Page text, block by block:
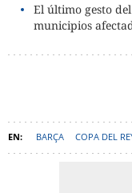
El último gesto
municipios
BARÇA COPA DEL